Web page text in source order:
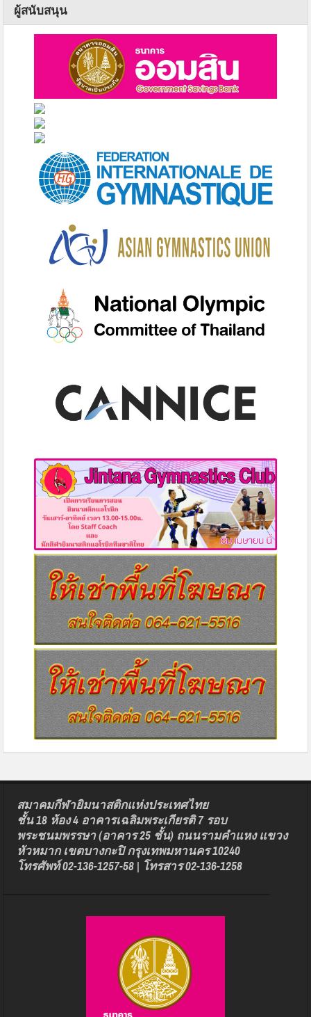
ผู้สนับสนุน
สมาคมกีฬายิมนาสติกแห่งประเทศไทย
ชั้น 18 ห้อง 4 อาคารเฉลิมพระเกียรติ 7 รอบ
พระชนมพรรษา (อาคาร 25 ชั้น) ถนนรามคำแหง แขวง
หัวหมาก เขตบางกะปิ กรุงเทพมหานคร 10240
โทรศัพท์ 02-136-1257-58 | โทรสาร 02-136-1258